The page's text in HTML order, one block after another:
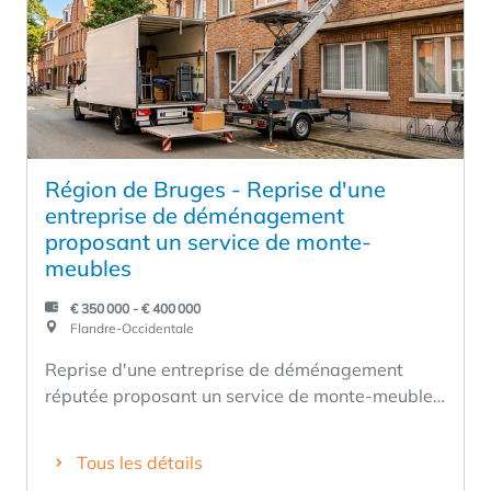
#bruges #salondebelleté
Région de Bruges - Reprise d'une
entreprise de déménagement
proposant un service de monte-
meubles
€ 350 000 - € 400 000
Flandre-Occidentale
Reprise d'une entreprise de déménagement
réputée proposant un service de monte-meubles
services de déménagement dans la région de
Tous les détails